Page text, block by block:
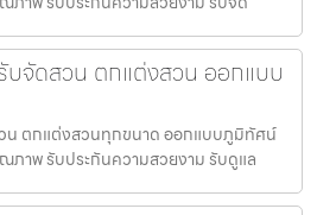
จัดสวน ตกแต่งสวน ออกแบบ
น ตกแต่งสวนทุกขนาด ออกแบบภูมิทัศน์
ภาพ รับประกันความสวยงาม รับดูแล